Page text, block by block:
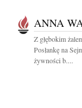
ANNA
Z głębokim
Posłankę na
żywności b....